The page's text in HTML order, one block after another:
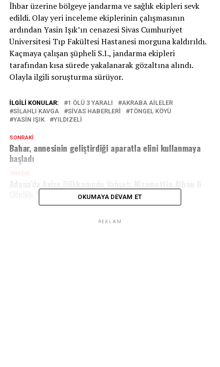
İhbar üzerine bölgeye jandarma ve sağlık ekipleri sevk
edildi. Olay yeri inceleme ekiplerinin çalışmasının
ardından Yasin Işık’ın cenazesi Sivas Cumhuriyet
Üniversitesi Tıp Fakültesi Hastanesi morguna kaldırıldı.
Kaçmaya çalışan şüpheli S.I., jandarma ekipleri
tarafından kısa sürede yakalanarak gözaltına alındı.
Olayla ilgili soruşturma sürüyor.
İLGILI KONULAR: 1 ÖLÜ 3 YARALI
AKRABA AILELER
SILAHLI KAVGA
SIVAS HABERLERI
TÖNGEL KÖYÜ
YASIN IŞIK
YILDIZELI
SONRAKI
Bahar, annesinin geliştirdiği aparatla elini kullanmaya
başladı
ÖNCEKI
Günlük Yaşam Savaşını Kaybetti
OKUMAYA DEVAM ET
REKLAM